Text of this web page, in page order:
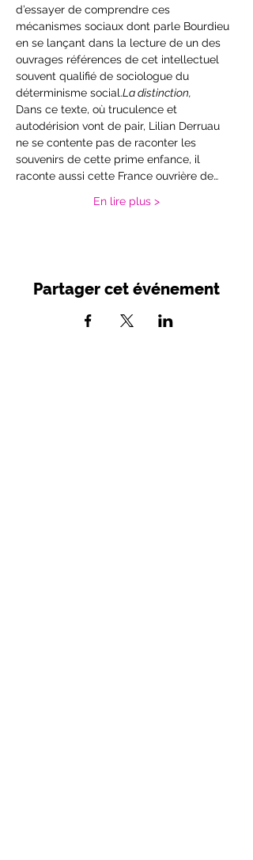
d’essayer de comprendre ces
mécanismes sociaux dont parle Bourdieu
en se lançant dans la lecture de un des
ouvrages références de cet intellectuel
souvent qualifié de sociologue du
déterminisme social.La distinction,
Dans ce texte, où truculence et
autodérision vont de pair, Lilian Derruau
ne se contente pas de raconter les
souvenirs de cette prime enfance, il
raconte aussi cette France ouvrière de…
En lire plus >
Partager cet événement